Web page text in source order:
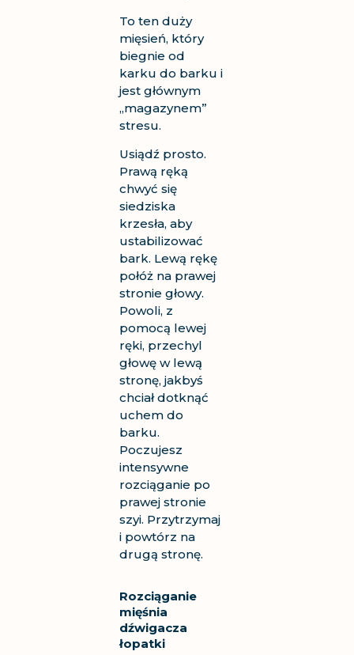
To ten duży
mięsień, który
biegnie od
karku do barku i
jest głównym
„magazynem”
stresu.
Usiądź prosto.
Prawą ręką
chwyć się
siedziska
krzesła, aby
ustabilizować
bark. Lewą rękę
połóż na prawej
stronie głowy.
Powoli, z
pomocą lewej
ręki, przechyl
głowę w lewą
stronę, jakbyś
chciał dotknąć
uchem do
barku.
Poczujesz
intensywne
rozciąganie po
prawej stronie
szyi. Przytrzymaj
i powtórz na
drugą stronę.
Rozciąganie
mięśnia
dźwigacza
łopatki